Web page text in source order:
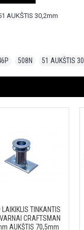
AUKŠTIS 30,2mm
508N 51 AUKŠTIS 30
LAIKIKLIS TINKANTIS
CRAFTSMAN
AUKŠTIS 70,5mm